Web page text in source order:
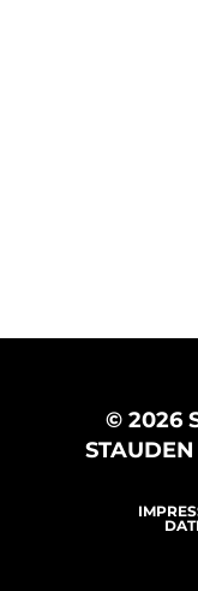
© 2026